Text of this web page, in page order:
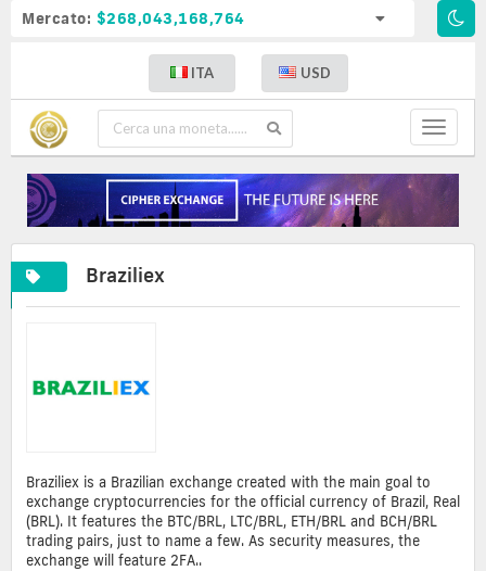
Mercato: $268,043,168,764
ITA USD
Toggle
Braziliex
Braziliex is a Brazilian exchange created with the main goal to
exchange cryptocurrencies for the official currency of Brazil, Real
(BRL). It features the BTC/BRL, LTC/BRL, ETH/BRL and BCH/BRL
trading pairs, just to name a few. As security measures, the
exchange will feature 2FA..